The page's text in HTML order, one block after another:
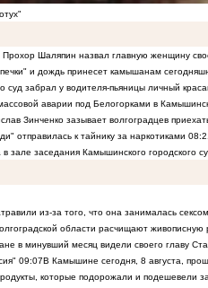
Прохор Шаляпин назвал главную женщину
и дождь принесет камышанам
суд забрал у водителя-пьяницы личный
аварии под Белогорками в
Зинченко зазывает волгоградцев
отправилась к тайнику за наркотиками
в зале заседания Камышинского городского
из-за того, что она занималась
области расчищают
в минувший месяц видели своего главу
09:07В Камышине сегодня, 8 августа,
которые подорожали и подешевели